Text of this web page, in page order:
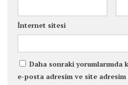
İnternet sitesi
Daha sonraki yorumlarımda
e-posta adresim ve site adresim